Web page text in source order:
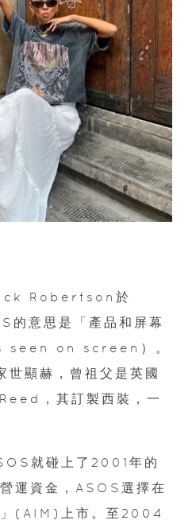
Robertson於
意思是「產品和屏幕
seen on screen）。
顯赫，曾祖父是英國
，其訂製西裝，一
就碰上了2001年的
運資金，ASOS選擇在
」(AIM)上市。至2004